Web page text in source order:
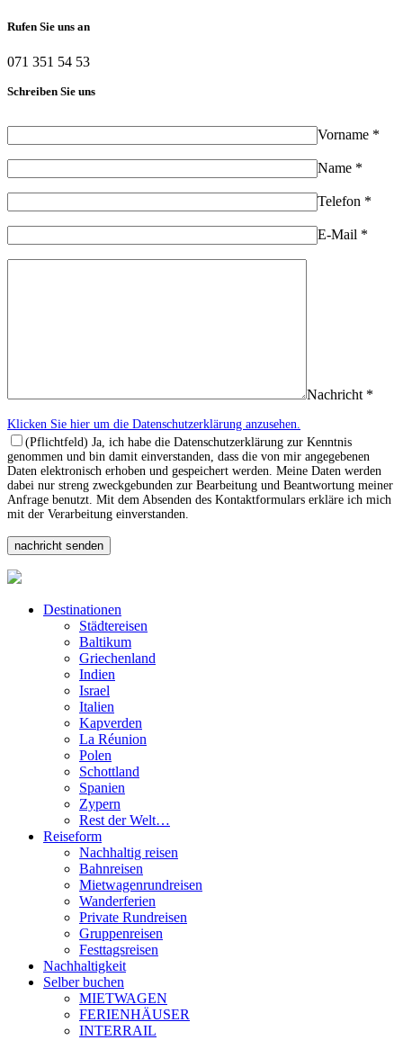
Rufen Sie uns an
071 351 54 53
Schreiben Sie uns
Vorname *
Name *
Telefon *
E-Mail *
Nachricht *
Klicken Sie hier um die Datenschutzerklärung anzusehen.
(Pflichtfeld) Ja, ich habe die Datenschutzerklärung zur Kenntnis
genommen und bin damit einverstanden, dass die von mir angegebenen
Daten elektronisch erhoben und gespeichert werden. Meine Daten werden
dabei nur streng zweckgebunden zur Bearbeitung und Beantwortung meiner
Anfrage benutzt. Mit dem Absenden des Kontaktformulars erkläre ich mich
mit der Verarbeitung einverstanden.
Destinationen
Städtereisen
Baltikum
Griechenland
Indien
Israel
Italien
Kapverden
La Réunion
Polen
Schottland
Spanien
Zypern
Rest der Welt…
Reiseform
Nachhaltig reisen
Bahnreisen
Mietwagenrundreisen
Wanderferien
Private Rundreisen
Gruppenreisen
Festtagsreisen
Nachhaltigkeit
Selber buchen
MIETWAGEN
FERIENHÄUSER
INTERRAIL